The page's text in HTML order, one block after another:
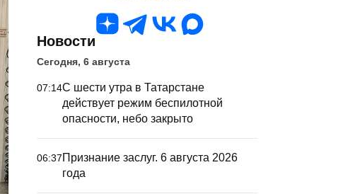
Новости
Сегодня, 6 августа
07:14С шести утра в Татарстане
действует режим беспилотной
опасности, небо закрыто
06:37Признание заслуг. 6 августа 2026
года